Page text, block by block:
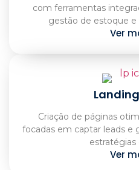
com ferramentas
gestão de estoque
Ver
Criação de páginas
focadas em captar leads e
estratégias
Ver